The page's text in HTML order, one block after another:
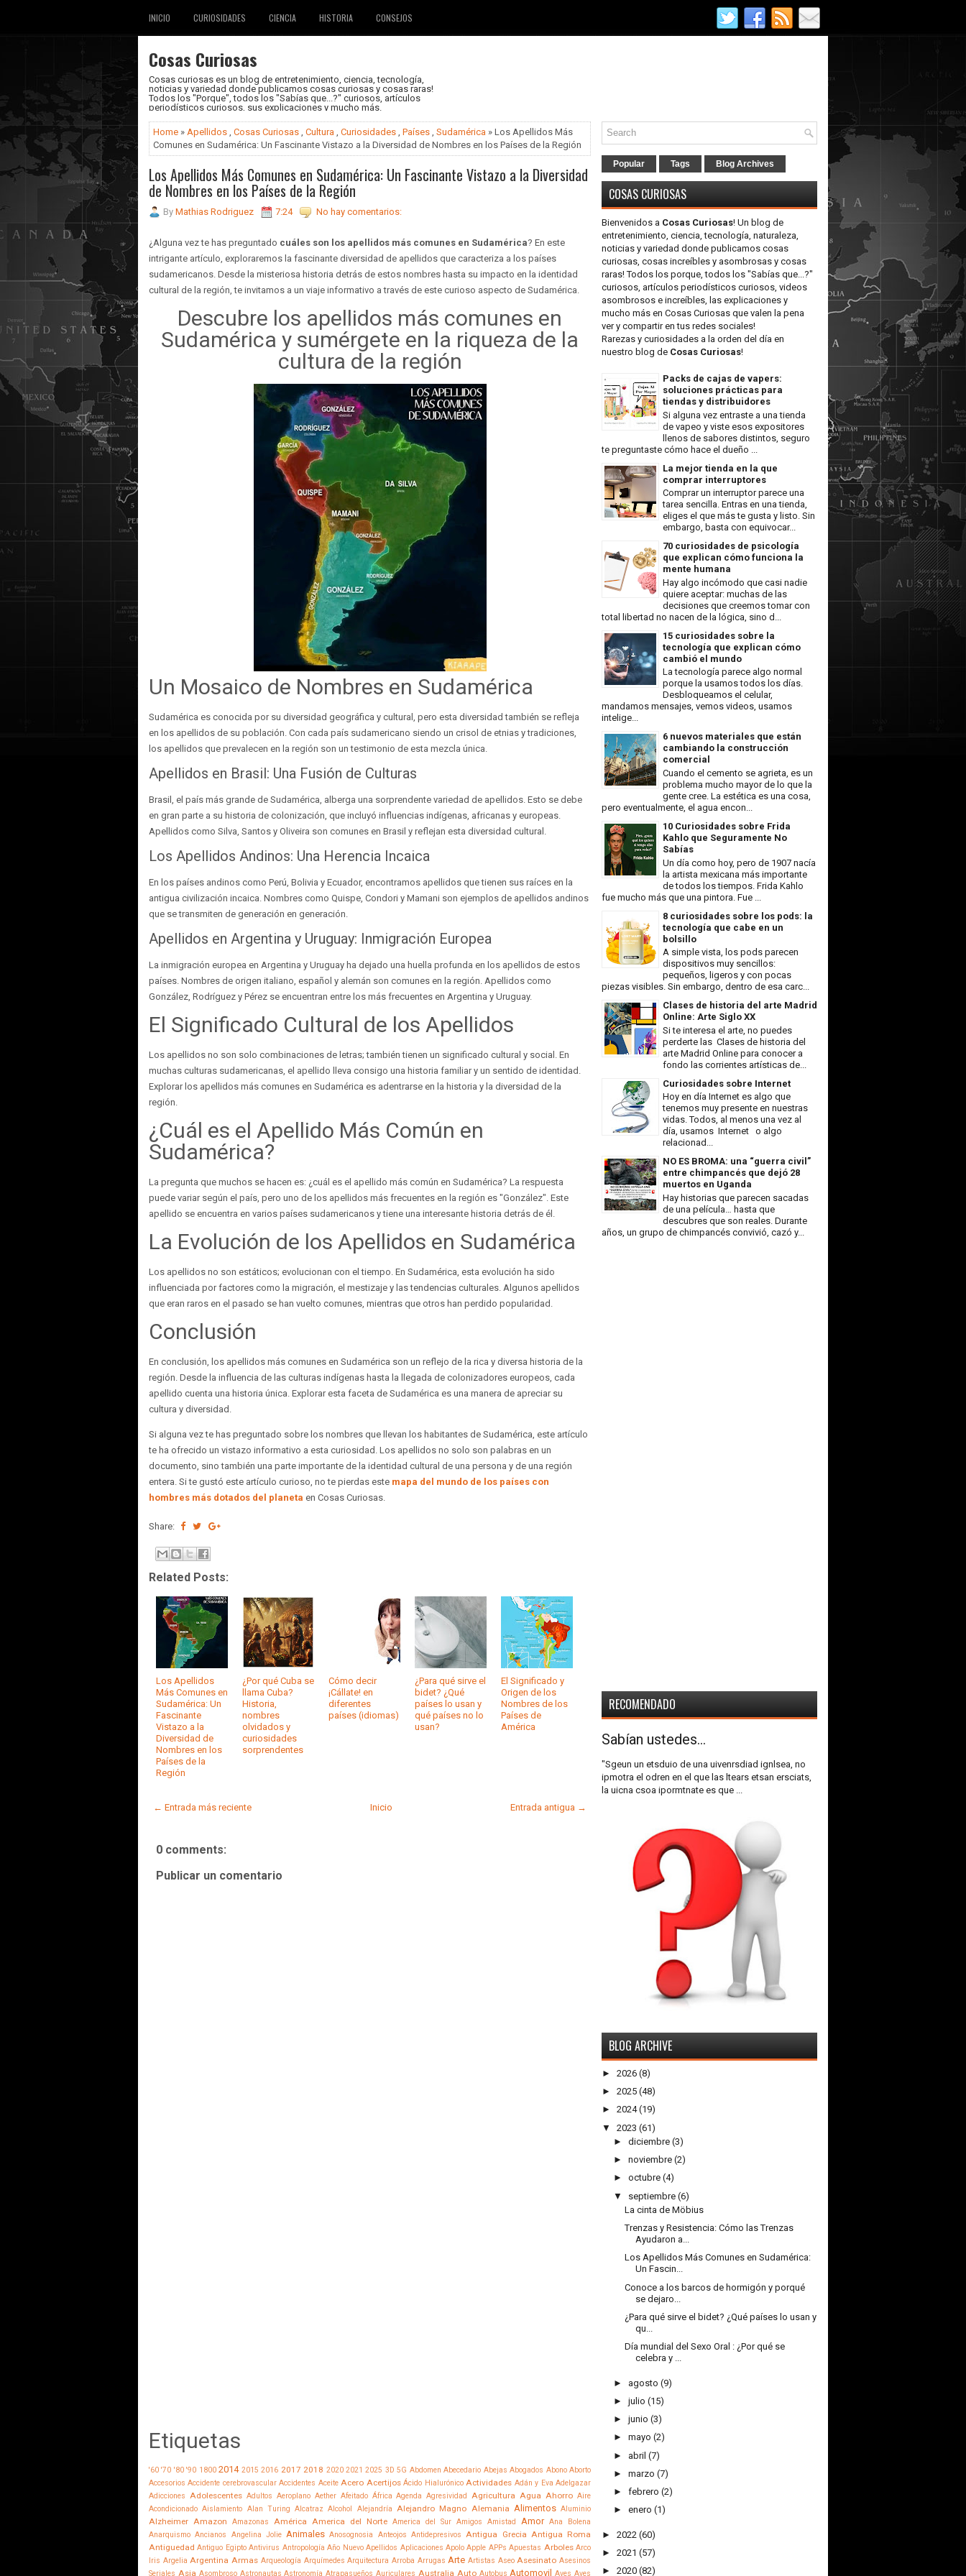
INICIO CURIOSIDADES CIENCIA HISTORIA CONSEJOS
Cosas Curiosas
Cosas curiosas es un blog de entretenimiento, ciencia, tecnología,
noticias y variedad donde publicamos cosas curiosas y cosas raras!
Todos los "Porque", todos los "Sabías que...?" curiosos, artículos
periodísticos curiosos, sus explicaciones y mucho más.
Home » Apellidos , Cosas Curiosas , Cultura , Curiosidades , Países , Sudamérica » Los Apellidos Más
Comunes en Sudamérica: Un Fascinante Vistazo a la Diversidad de Nombres en los Países de la Región
Los Apellidos Más Comunes en Sudamérica: Un Fascinante Vistazo a la Diversidad
de Nombres en los Países de la Región
By Mathias Rodriguez 7:24 No hay comentarios:
¿Alguna vez te has preguntado cuáles son los apellidos más comunes en Sudamérica? En este
intrigante artículo, exploraremos la fascinante diversidad de apellidos que caracteriza a los países
sudamericanos. Desde la misteriosa historia detrás de estos nombres hasta su impacto en la identidad
cultural de la región, te invitamos a un viaje informativo a través de este curioso aspecto de Sudamérica.
Descubre los apellidos más comunes en
Sudamérica y sumérgete en la riqueza de la
cultura de la región
Un Mosaico de Nombres en Sudamérica
Sudamérica es conocida por su diversidad geográfica y cultural, pero esta diversidad también se refleja
en los apellidos de su población. Con cada país sudamericano siendo un crisol de etnias y tradiciones,
los apellidos que prevalecen en la región son un testimonio de esta mezcla única.
Apellidos en Brasil: Una Fusión de Culturas
Brasil, el país más grande de Sudamérica, alberga una sorprendente variedad de apellidos. Esto se debe
en gran parte a su historia de colonización, que incluyó influencias indígenas, africanas y europeas.
Apellidos como Silva, Santos y Oliveira son comunes en Brasil y reflejan esta diversidad cultural.
Los Apellidos Andinos: Una Herencia Incaica
En los países andinos como Perú, Bolivia y Ecuador, encontramos apellidos que tienen sus raíces en la
antigua civilización incaica. Nombres como Quispe, Condori y Mamani son ejemplos de apellidos andinos
que se transmiten de generación en generación.
Apellidos en Argentina y Uruguay: Inmigración Europea
La inmigración europea en Argentina y Uruguay ha dejado una huella profunda en los apellidos de estos
países. Nombres de origen italiano, español y alemán son comunes en la región. Apellidos como
González, Rodríguez y Pérez se encuentran entre los más frecuentes en Argentina y Uruguay.
El Significado Cultural de los Apellidos
Los apellidos no son solo combinaciones de letras; también tienen un significado cultural y social. En
muchas culturas sudamericanas, el apellido lleva consigo una historia familiar y un sentido de identidad.
Explorar los apellidos más comunes en Sudamérica es adentrarse en la historia y la diversidad de la
región.
¿Cuál es el Apellido Más Común en
Sudamérica?
La pregunta que muchos se hacen es: ¿cuál es el apellido más común en Sudamérica? La respuesta
puede variar según el país, pero uno de los apellidos más frecuentes en la región es "González". Este
apellido se encuentra en varios países sudamericanos y tiene una interesante historia detrás de él.
La Evolución de los Apellidos en Sudamérica
Los apellidos no son estáticos; evolucionan con el tiempo. En Sudamérica, esta evolución ha sido
influenciada por factores como la migración, el mestizaje y las tendencias culturales. Algunos apellidos
que eran raros en el pasado se han vuelto comunes, mientras que otros han perdido popularidad.
Conclusión
En conclusión, los apellidos más comunes en Sudamérica son un reflejo de la rica y diversa historia de la
región. Desde la influencia de las culturas indígenas hasta la llegada de colonizadores europeos, cada
apellido cuenta una historia única. Explorar esta faceta de Sudamérica es una manera de apreciar su
cultura y diversidad.
Si alguna vez te has preguntado sobre los nombres que llevan los habitantes de Sudamérica, este artículo
te ha ofrecido un vistazo informativo a esta curiosidad. Los apellidos no solo son palabras en un
documento, sino también una parte importante de la identidad cultural de una persona y de una región
entera. Si te gustó este artículo curioso, no te pierdas este mapa del mundo de los países con
hombres más dotados del planeta en Cosas Curiosas.
Share:
Related Posts:
Los Apellidos
Más Comunes en
Sudamérica: Un
Fascinante
Vistazo a la
Diversidad de
Nombres en los
Países de la
Región
¿Por qué Cuba se
llama Cuba?
Historia,
nombres
olvidados y
curiosidades
sorprendentes
Cómo decir
¡Cállate! en
diferentes
países (idiomas)
¿Para qué sirve el
bidet? ¿Qué
países lo usan y
qué países no lo
usan?
El Significado y
Origen de los
Nombres de los
Países de
América
← Entrada más reciente Entrada antigua →
Inicio
0 comments:
Publicar un comentario
Etiquetas
'60 '70 '80 '90 1800 2014 2015 2016 2017 2018 2020 2021 2025 3D 5G Abdomen Abecedario Abejas Abogados Abono Aborto
Accesorios Accidente cerebrovascular Accidentes Aceite Acero Acertijos Ácido Hialurónico Actividades Adán y Eva Adelgazar
Adicciones
Adolescentes Adultos Aeroplano Aether Afeitado África Agenda Agresividad Agricultura Agua Ahorro Aire
Acondicionado Aislamiento Alan Turing Alcatraz Alcohol Alejandría Alejandro Magno Alemania Alimentos Aluminio
Alzheimer Amazon Amazonas América America del Norte America del Sur Amigos Amistad Amor Ana Bolena
Anarquismo Ancianos Angelina Jolie Animales Anosognosia Anteojos Antidepresivos Antigua Grecia Antigua Roma
Antiguedad Antiguo Egipto Antivirus Antropología Año Nuevo Apellidos Aplicaciones Apolo Apple APPs Apuestas Arboles Arco
Iris Argelia Argentina Armas Arqueología Arquímedes Arquitectura Arroba Arrugas Arte Artistas Aseo Asesinato Asesinos
Seriales Asia Asombroso Astronautas Astronomía Atrapasueños Auriculares Australia Auto Autobus Automovil Aves Aves
Popular Tags Blog Archives
COSAS CURIOSAS
Bienvenidos a Cosas Curiosas! Un blog de
entretenimiento, ciencia, tecnología, naturaleza,
noticias y variedad donde publicamos cosas
curiosas, cosas increíbles y asombrosas y cosas
raras! Todos los porque, todos los "Sabías que...?"
curiosos, artículos periodísticos curiosos, videos
asombrosos e increíbles, las explicaciones y
mucho más en Cosas Curiosas que valen la pena
ver y compartir en tus redes sociales!
Rarezas y curiosidades a la orden del día en
nuestro blog de Cosas Curiosas!
Packs de cajas de vapers:
soluciones prácticas para
tiendas y distribuidores
Si alguna vez entraste a una tienda
de vapeo y viste esos expositores
llenos de sabores distintos, seguro
te preguntaste cómo hace el dueño ...
La mejor tienda en la que
comprar interruptores
Comprar un interruptor parece una
tarea sencilla. Entras en una tienda,
eliges el que más te gusta y listo. Sin
embargo, basta con equivocar...
70 curiosidades de psicología
que explican cómo funciona la
mente humana
Hay algo incómodo que casi nadie
quiere aceptar: muchas de las
decisiones que creemos tomar con
total libertad no nacen de la lógica, sino d...
15 curiosidades sobre la
tecnología que explican cómo
cambió el mundo
La tecnología parece algo normal
porque la usamos todos los días.
Desbloqueamos el celular,
mandamos mensajes, vemos videos, usamos
intelige...
6 nuevos materiales que están
cambiando la construcción
comercial
Cuando el cemento se agrieta, es un
problema mucho mayor de lo que la
gente cree. La estética es una cosa,
pero eventualmente, el agua encon...
10 Curiosidades sobre Frida
Kahlo que Seguramente No
Sabías
Un día como hoy, pero de 1907 nacía
la artista mexicana más importante
de todos los tiempos. Frida Kahlo
fue mucho más que una pintora. Fue ...
8 curiosidades sobre los pods: la
tecnología que cabe en un
bolsillo
A simple vista, los pods parecen
dispositivos muy sencillos:
pequeños, ligeros y con pocas
piezas visibles. Sin embargo, dentro de esa carc...
Clases de historia del arte Madrid
Online: Arte Siglo XX
Si te interesa el arte, no puedes
perderte las Clases de historia del
arte Madrid Online para conocer a
fondo las corrientes artísticas de...
Curiosidades sobre Internet
Hoy en día Internet es algo que
tenemos muy presente en nuestras
vidas. Todos, al menos una vez al
día, usamos Internet o algo
relacionad...
NO ES BROMA: una “guerra civil”
entre chimpancés que dejó 28
muertos en Uganda
Hay historias que parecen sacadas
de una película… hasta que
descubres que son reales. Durante
años, un grupo de chimpancés convivió, cazó y...
RECOMENDADO
Sabían ustedes...
"Sgeun un etsduio de una uivenrsdiad ignlsea, no
ipmotra el odren en el que las ltears etsan ersciats,
la uicna csoa ipormtnate es que ...
BLOG ARCHIVE
► 2026 (8)
► 2025 (48)
► 2024 (19)
▼
2023 (61)
► diciembre (3)
► noviembre (2)
► octubre (4)
▼
septiembre (6)
La cinta de Möbius
Trenzas y Resistencia: Cómo las Trenzas
Ayudaron a...
Los Apellidos Más Comunes en Sudamérica:
Un Fascin...
Conoce a los barcos de hormigón y porqué
se dejaro...
¿Para qué sirve el bidet? ¿Qué países lo usan y
qu...
Día mundial del Sexo Oral : ¿Por qué se
celebra y ...
► agosto (9)
► julio (15)
► junio (3)
► mayo (2)
► abril (7)
► marzo (7)
► febrero (2)
► enero (1)
► 2022 (60)
► 2021 (57)
► 2020 (82)